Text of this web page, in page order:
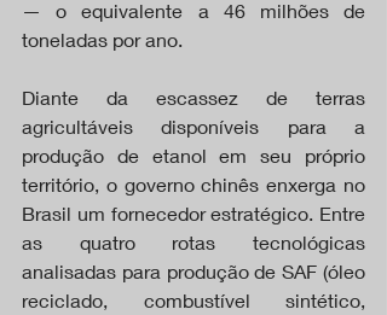
— o equivalente a 46 milhões de
toneladas por ano.
Diante da escassez de terras
agricultáveis disponíveis para a
produção de etanol em seu próprio
território, o governo chinês enxerga no
Brasil um fornecedor estratégico. Entre
as quatro rotas tecnológicas
analisadas para produção de SAF (óleo
reciclado, combustível sintético,